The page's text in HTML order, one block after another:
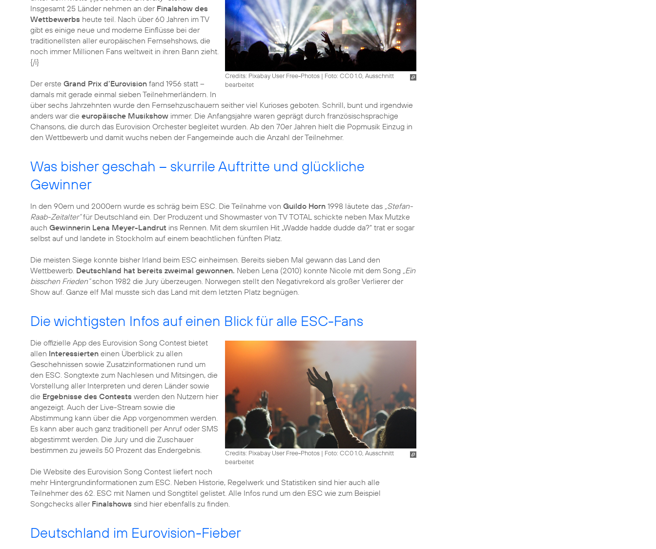
Credits: Pixabay User Free-Photos| Foto: CC0 1.0, Ausschnitt
bearbeitet
Insgesamt 25 Länder nehmen an der Finalshow des
Wettbewerbs heute teil. Nach über 60 Jahren im TV
gibt es einige neue und moderne Einflüsse bei der
traditionellsten aller europäischen Fernsehshows, die
noch immer Millionen Fans weltweit in ihren Bann zieht.
{/i}
Der erste Grand Prix d’Eurovision fand 1956 statt –
damals mit gerade einmal sieben Teilnehmerländern. In
über sechs Jahrzehnten wurde den Fernsehzuschauern seither viel Kurioses geboten. Schrill, bunt und irgendwie
anders war die europäische Musikshow immer. Die Anfangsjahre waren geprägt durch französischsprachige
Chansons, die durch das Eurovision Orchester begleitet wurden. Ab den 70er Jahren hielt die Popmusik Einzug in
den Wettbewerb und damit wuchs neben der Fangemeinde auch die Anzahl der Teilnehmer.
Was bisher geschah – skurrile Auftritte und glückliche
Gewinner
In den 90ern und 2000ern wurde es schräg beim ESC. Die Teilnahme von Guildo Horn 1998 läutete das „Stefan-
Raab-Zeitalter“für Deutschland ein. Der Produzent und Showmaster von TV TOTAL schickte neben Max Mutzke
auch Gewinnerin Lena Meyer-Landrut ins Rennen. Mit dem skurrilen Hit „Wadde hadde dudde da?“ trat er sogar
selbst auf und landete in Stockholm auf einem beachtlichen fünften Platz.
Die meisten Siege konnte bisher Irland beim ESC einheimsen. Bereits sieben Mal gewann das Land den
Wettbewerb. Deutschland hat bereits zweimal gewonnen. Neben Lena (2010) konnte Nicole mit dem Song „Ein
bisschen Frieden“schon 1982 die Jury überzeugen. Norwegen stellt den Negativrekord als großer Verlierer der
Show auf. Ganze elf Mal musste sich das Land mit dem letzten Platz begnügen.
Die wichtigsten Infos auf einen Blick für alle ESC-Fans
Credits: Pixabay User Free-Photos| Foto: CC0 1.0, Ausschnitt
bearbeitet
Die offizielle App des Eurovision Song Contest bietet
allen Interessierten einen Überblick zu allen
Geschehnissen sowie Zusatzinformationen rund um
den ESC. Songtexte zum Nachlesen und Mitsingen, die
Vorstellung aller Interpreten und deren Länder sowie
die Ergebnisse des Contests werden den Nutzern hier
angezeigt. Auch der Live-Stream sowie die
Abstimmung kann über die App vorgenommen werden.
Es kann aber auch ganz traditionell per Anruf oder SMS
abgestimmt werden. Die Jury und die Zuschauer
bestimmen zu jeweils 50 Prozent das Endergebnis.
Die Website des Eurovision Song Contest liefert noch
mehr Hintergrundinformationen zum ESC. Neben Historie, Regelwerk und Statistiken sind hier auch alle
Teilnehmer des 62. ESC mit Namen und Songtitel gelistet. Alle Infos rund um den ESC wie zum Beispiel
Songchecks aller Finalshows sind hier ebenfalls zu finden.
Deutschland im Eurovision-Fieber